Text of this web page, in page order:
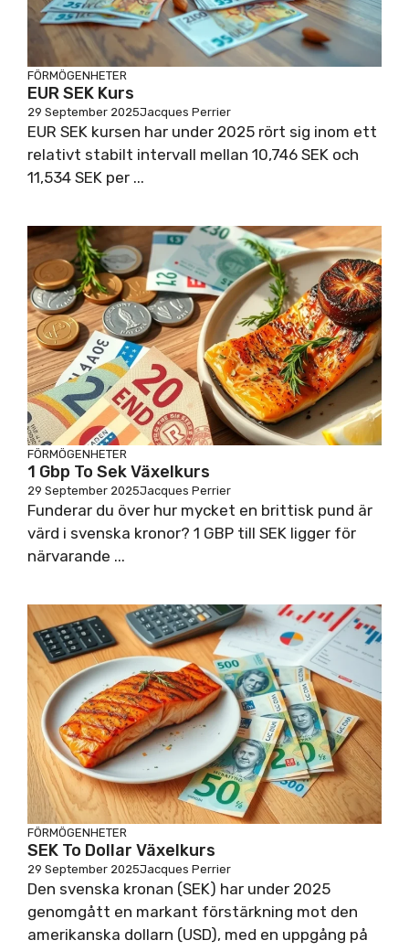
FÖRMÖGENHETER
EUR SEK Kurs
29 September 2025Jacques Perrier
EUR SEK kursen har under 2025 rört sig inom ett
relativt stabilt intervall mellan 10,746 SEK och
11,534 SEK per ...
FÖRMÖGENHETER
1 Gbp To Sek Växelkurs
29 September 2025Jacques Perrier
Funderar du över hur mycket en brittisk pund är
värd i svenska kronor? 1 GBP till SEK ligger för
närvarande ...
FÖRMÖGENHETER
SEK To Dollar Växelkurs
29 September 2025Jacques Perrier
Den svenska kronan (SEK) har under 2025
genomgått en markant förstärkning mot den
amerikanska dollarn (USD), med en uppgång på